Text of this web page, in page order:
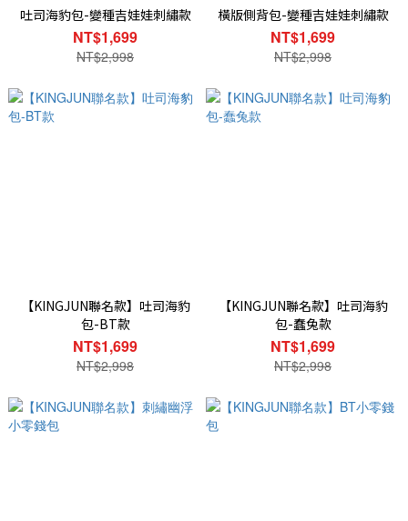
吐司海豹包-變種吉娃娃刺繡款
NT$1,699
NT$2,998
橫版側背包-變種吉娃娃刺繡款
NT$1,699
NT$2,998
【KINGJUN聯名款】吐司海豹
包-BT款
NT$1,699
NT$2,998
【KINGJUN聯名款】吐司海豹
包-蠢兔款
NT$1,699
NT$2,998